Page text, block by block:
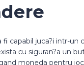
capabil juca?i intr-
cu siguran?a un
moneda pentru